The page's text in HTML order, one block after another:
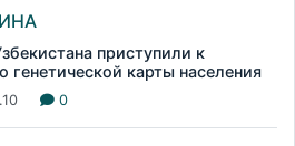
приступили к
генетической карты населения
0